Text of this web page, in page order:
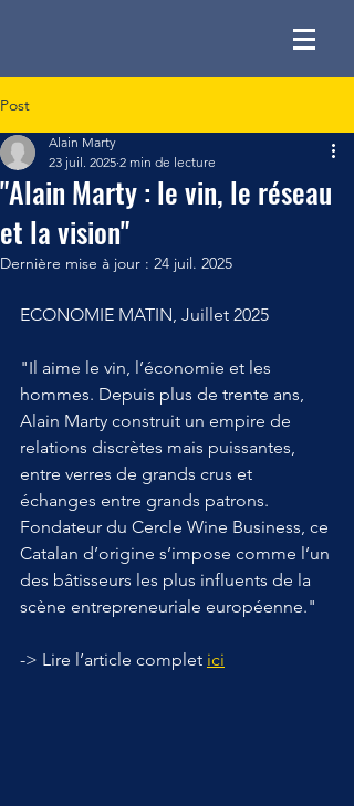
Post
"Alain Marty : le vin, le réseau
et la vision"
Alain Marty
23 juil. 2025 2 min de lecture
Dernière mise à jour : 24 juil. 2025
ECONOMIE MATIN, Juillet 2025
"Il aime le vin, l’économie et les
hommes. Depuis plus de trente ans,
Alain Marty construit un empire de
relations discrètes mais puissantes,
entre verres de grands crus et
échanges entre grands patrons.
Fondateur du Cercle Wine Business, ce
Catalan d’origine s’impose comme l’un
des bâtisseurs les plus influents de la
scène entrepreneuriale européenne."
-> Lire l’article complet ici